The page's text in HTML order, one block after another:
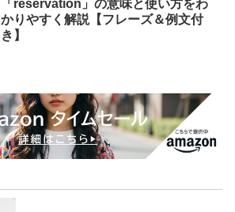
「reservation」の意味と使い方をわ
かりやすく解説【フレーズ＆例文付
き】